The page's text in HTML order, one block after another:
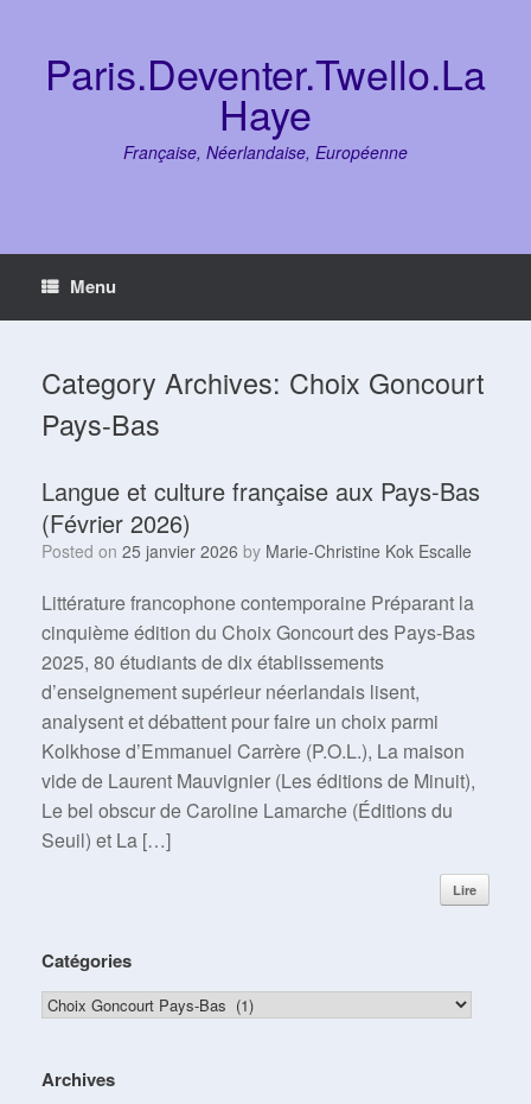
contentParis.Deventer.Twello.La
Haye
Française, Néerlandaise, Européenne
Menu
Category Archives: Choix Goncourt
Pays-Bas
Langue et culture française aux Pays-Bas
(Février 2026)
Posted on 25 janvier 2026 by Marie-Christine Kok Escalle
Littérature francophone contemporaine Préparant la
cinquième édition du Choix Goncourt des Pays-Bas
2025, 80 étudiants de dix établissements
d’enseignement supérieur néerlandais lisent,
analysent et débattent pour faire un choix parmi
Kolkhose d’Emmanuel Carrère (P.O.L.), La maison
vide de Laurent Mauvignier (Les éditions de Minuit),
Le bel obscur de Caroline Lamarche (Éditions du
Seuil) et La […]
Lire
Catégories
Catégories
Archives